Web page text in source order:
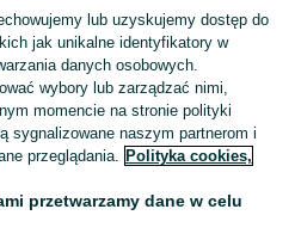
Sprzedaż pozostałych artykułów budowlanych i remontowych Wołomin ▶️ Szeroki wybór ✅ Nowe i używane w atrakcyjnych cenach ✌ Sprawdź oferty na OLX.pl! Zobacz
lub uzyskujemy dostęp do
jak unikalne identyfikatory w
danych osobowych.
wybory lub zarządzać nimi,
momencie na stronie polityki
sygnalizowane naszym partnerom i
przeglądania. Polityka cookies,
przetwarzamy dane w celu